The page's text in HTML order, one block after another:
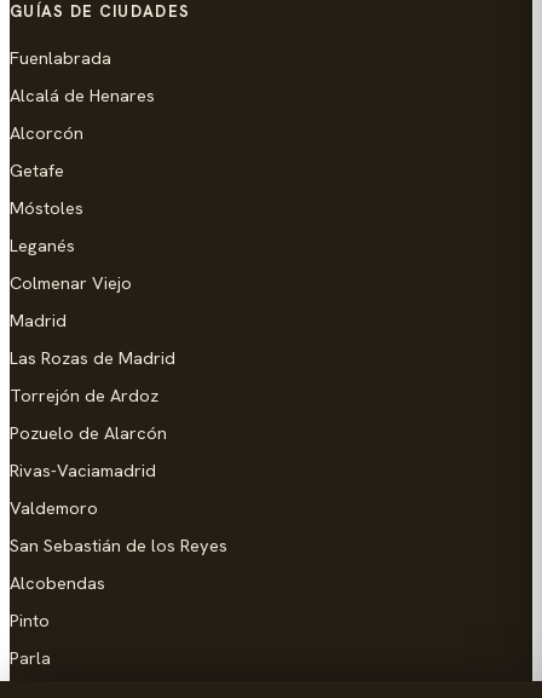
GUÍAS DE CIUDADES
Fuenlabrada
Alcalá de Henares
Alcorcón
Getafe
Móstoles
Leganés
Colmenar Viejo
Madrid
Las Rozas de Madrid
Torrejón de Ardoz
Pozuelo de Alarcón
Rivas-Vaciamadrid
Valdemoro
San Sebastián de los Reyes
Alcobendas
Pinto
Parla